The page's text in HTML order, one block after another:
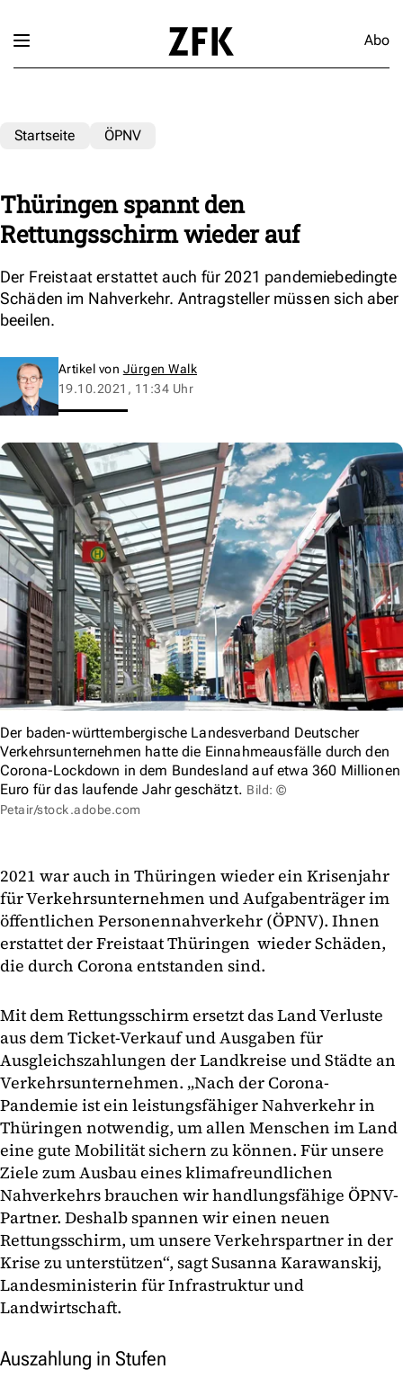
Abo
Startseite ÖPNV
Thüringen spannt den
Rettungsschirm wieder auf
Der Freistaat erstattet auch für 2021 pandemiebedingte
Schäden im Nahverkehr. Antragsteller müssen sich aber
beeilen.
Artikel von Jürgen Walk
19.10.2021, 11:34 Uhr
Der baden-württembergische Landesverband Deutscher
Verkehrsunternehmen hatte die Einnahmeausfälle durch den
Corona-Lockdown in dem Bundesland auf etwa 360 Millionen
Euro für das laufende Jahr geschätzt. Bild: ©
Petair/stock.adobe.com
2021 war auch in Thüringen wieder ein Krisenjahr
für Verkehrsunternehmen und Aufgabenträger im
öffentlichen Personennahverkehr (ÖPNV). Ihnen
erstattet der Freistaat Thüringen wieder Schäden,
die durch Corona entstanden sind.
Mit dem Rettungsschirm ersetzt das Land Verluste
aus dem Ticket-Verkauf und Ausgaben für
Ausgleichszahlungen der Landkreise und Städte an
Verkehrsunternehmen. „Nach der Corona-
Pandemie ist ein leistungsfähiger Nahverkehr in
Thüringen notwendig, um allen Menschen im Land
eine gute Mobilität sichern zu können. Für unsere
Ziele zum Ausbau eines klimafreundlichen
Nahverkehrs brauchen wir handlungsfähige ÖPNV-
Partner. Deshalb spannen wir einen neuen
Rettungsschirm, um unsere Verkehrspartner in der
Krise zu unterstützen“, sagt Susanna Karawanskij,
Landesministerin für Infrastruktur und
Landwirtschaft.
Auszahlung in Stufen